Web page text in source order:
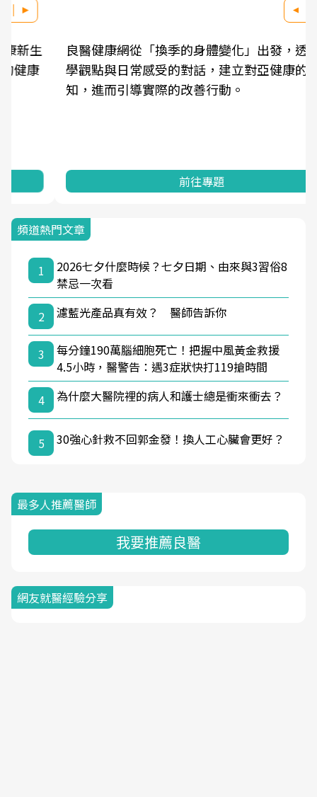
良醫健康網從「換季的身體變化」出發，透過醫
學觀點與日常感受的對話，建立對亞健康的認
知，進而引導實際的改善行動。
前往專題
頻道熱門文章
1
2026七夕什麼時候？七夕日期、由來與3習俗8
禁忌一次看
2
濾藍光產品真有效？ 醫師告訴你
3
每分鐘190萬腦細胞死亡！把握中風黃金救援
4.5小時，醫警告：遇3症狀快打119搶時間
4
為什麼大醫院裡的病人和護士總是衝來衝去？
5 30強心針救不回郭金發！換人工心臟會更好？
最多人推薦醫師
我要推薦良醫
網友就醫經驗分享